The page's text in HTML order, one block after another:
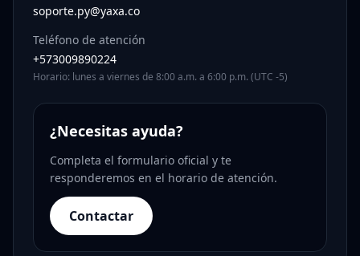
soporte.py@yaxa.co
Teléfono de atención
+573009890224
Horario: lunes a viernes de 8:00 a.m. a 6:00 p.m. (UTC -5)
¿Necesitas ayuda?
Completa el formulario oficial y te
responderemos en el horario de atención.
Contactar